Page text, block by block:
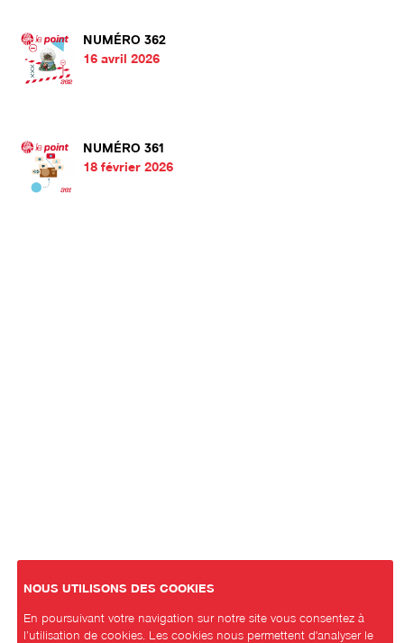
NUMÉRO 362
16 avril 2026
NUMÉRO 361
18 février 2026
NOUS UTILISONS DES COOKIES
En poursuivant votre navigation sur notre site vous consentez à
l’utilisation de cookies. Les cookies nous permettent d'analyser le